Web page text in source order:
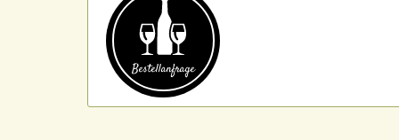
Bestell­anfrage